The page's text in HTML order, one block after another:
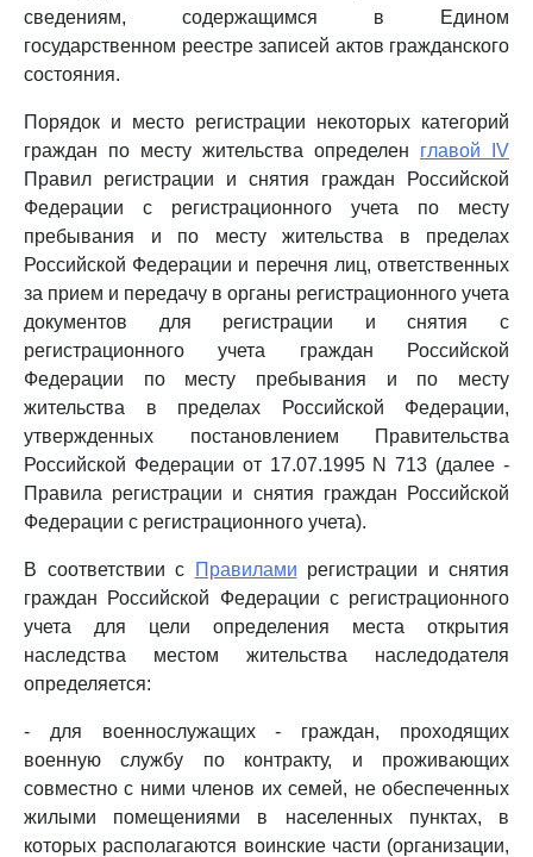
сведениям, содержащимся в Едином
государственном реестре записей актов гражданского
состояния.
Порядок и место регистрации некоторых категорий
граждан по месту жительства определен главой IV
Правил регистрации и снятия граждан Российской
Федерации с регистрационного учета по месту
пребывания и по месту жительства в пределах
Российской Федерации и перечня лиц, ответственных
за прием и передачу в органы регистрационного учета
документов для регистрации и снятия с
регистрационного учета граждан Российской
Федерации по месту пребывания и по месту
жительства в пределах Российской Федерации,
утвержденных постановлением Правительства
Российской Федерации от 17.07.1995 N 713 (далее -
Правила регистрации и снятия граждан Российской
Федерации с регистрационного учета).
В соответствии с Правилами регистрации и снятия
граждан Российской Федерации с регистрационного
учета для цели определения места открытия
наследства местом жительства наследодателя
определяется:
- для военнослужащих - граждан, проходящих
военную службу по контракту, и проживающих
совместно с ними членов их семей, не обеспеченных
жилыми помещениями в населенных пунктах, в
которых располагаются воинские части (организации,